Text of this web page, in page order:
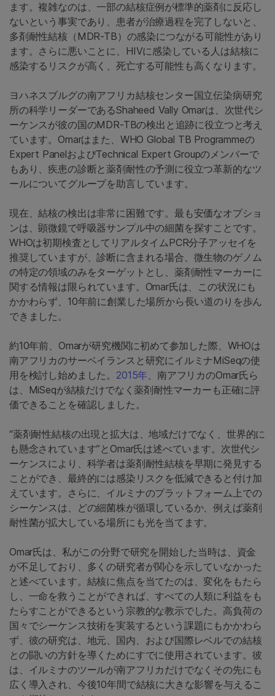
ます。複雑なのは、一部の結核症例が標準的薬剤に反応し
ないという事実であり、患者が治療過程を完了しないと、
多剤耐性結核（MDR-TB）の感染につながる可能性があり
ます。さらに悪いことに、HIVに感染している人は結核に
感染するリスクが高く、死亡する可能性も高くなります。
ヨハネスブルグの南アフリカ結核センター国立伝染病研究
所の科学リーダーであるShaheed Vally Omarは、次世代シ
ーケンスが彼の国のMDR-TBの検出と追跡に役立つと考え
ています。Omarはまた、WHO Global TB Programmeの
Expert PanelおよびTechnical Expert Groupのメンバーで
もあり、疾患の診断と薬剤耐性の予測に役立つ革新的なツ
ールについてグループを助言しています。
現在、結核の検出は非常に困難です。最も安価なオプショ
ンは、顕微鏡で呼吸器サンプル中の細菌を探すことです。
WHOは初期検査としてリアルタイムPCR分子アッセイを
推奨していますが、診断に含まれる場合、微生物のゲノム
の特定の領域のみをターゲットとし、薬剤耐性マーカーに
関する情報は限られています。Omar氏は、この状況にも
かかわらず、10年前に創業した場所から長い道のりを歩ん
できました。
約10年前、Omarが研究機関に初めて参加した際、WHOは
南アフリカのサーベイランスと研究にイルミナMiSeqの使
用を検討し始めました。2015年、南アフリカのOmar氏ら
は、MiSeqが結核だけでなく薬剤耐性マーカーも正確に評
価できることを確認しました。
“薬剤耐性結核の出現と拡大は、地域だけでなく、世界的に
も懸念されています”とOmar氏は述べています。次世代シ
ーケンスにより、科学者は薬剤耐性結核を早期に発見する
ことができ、最終的には感染リスクを低減できると付け加
えています。さらに、イルミナのプラットフォーム上での
シーケンスは、どの細菌株が循環しているか、例えば薬剤
耐性菌が拡大している場所にも光を当てます。
Omar氏は、私がこの分野で研究を開始した当時は、資金
が不足しており、多くの研究者が関心を示していなかった
と述べています。結核に焦点を当てたのは、変化をもたら
し、一命を救うことができれば、すべての人類に利益をも
たらすことができるという宗教的な教示でした。高負荷の
国々でシーケンス技術を実装するという課題にもかかわら
ず、彼の研究は、地元、国内、および国際レベルでの結核
との闘いの方針を導くためにすでに使用されています。彼
は、イルミナのツールが南アフリカだけでなくその先にも
広く導入され、今後10年間で結核に大きな影響を与えるこ